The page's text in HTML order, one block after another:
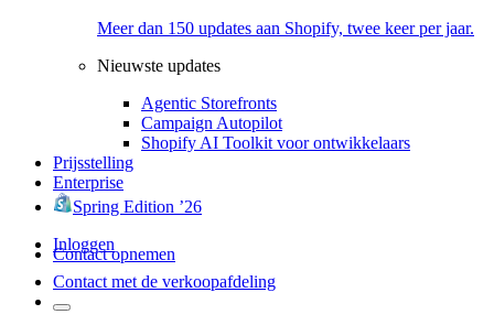
Meer dan 150 updates aan Shopify, twee keer per jaar.
Nieuwste updates
Agentic Storefronts
Campaign Autopilot
Shopify AI Toolkit voor ontwikkelaars
Prijsstelling
Enterprise
Spring Edition ’26
Inloggen
Contact opnemen
Contact met de verkoopafdeling